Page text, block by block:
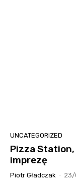
UNCATEGORIZED
Pizza
imprezę
Piotr Gładczak - 23/